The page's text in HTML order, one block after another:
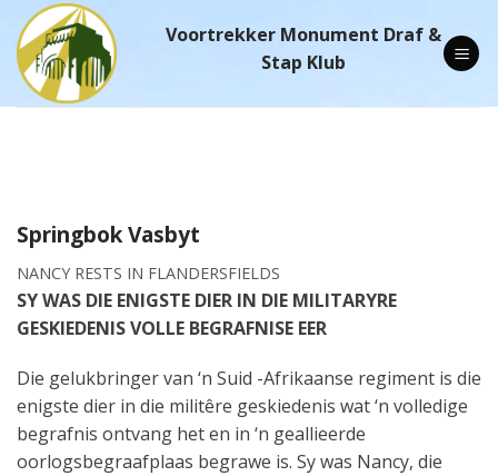
Skip
content
Voortrekker Monument Draf &
Stap Klub
Springbok Vasbyt
NANCY RESTS IN FLANDERSFIELDS
SY WAS DIE ENIGSTE DIER IN DIE MILITARYRE
GESKIEDENIS VOLLE BEGRAFNISE EER
Die gelukbringer van ‘n Suid -Afrikaanse regiment is die
enigste dier in die militêre geskiedenis wat ‘n volledige
begrafnis ontvang het en in ‘n geallieerde
oorlogsbegraafplaas begrawe is. Sy was Nancy, die